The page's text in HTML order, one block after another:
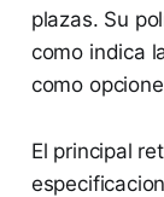
plazas. Su
como indica
como
El principal